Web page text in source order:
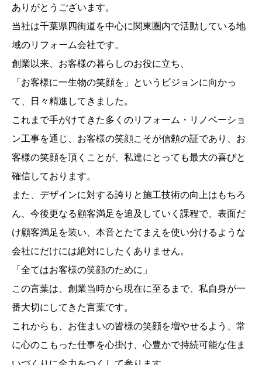
ありがとうございます。
当社は千葉県四街道を中心に関東圏内で活動している地
域のリフォーム会社です。
創業以来、お客様の暮らしのお役に立ち、
「お客様に一生物の笑顔を」というビジョンに向かっ
て、日々精進してきました。
これまで手がけてきた多くのリフォーム・リノベーショ
ン工事を通じ、お客様の笑顔こそが信頼の証であり、お
客様の笑顔を頂くことが、私達にとっても最大の喜びと
確信しております。
また、デザインに対する誇りと施工技術の向上はもちろ
ん、今後更なる顧客満足を追及していく課程で、表面だ
け顧客満足を装い、本音とたてまえを使い分けるような
会社にだけには絶対にしたくありません。
「全てはお客様の笑顔のために」
この言葉は、創業当時から現在に至るまで、私自身が一
番大切にしてきた言葉です。
これからも、お住まいの皆様の笑顔を増やせるよう、常
に心のこもった仕事を心掛け、心豊かで持続可能な住ま